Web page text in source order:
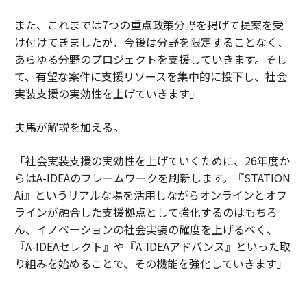
また、これまでは7つの重点政策分野を掲げて提案を受
け付けてきましたが、今後は分野を限定することなく、
あらゆる分野のプロジェクトを支援していきます。そし
て、有望な案件に支援リソースを集中的に投下し、社会
実装支援の実効性を上げていきます」
夫馬が解説を加える。
「社会実装支援の実効性を上げていくために、26年度か
らはA-IDEAのフレームワークを刷新します。『STATION
Ai』というリアルな場を活用しながらオンラインとオフ
ラインが融合した支援拠点として強化するのはもちろ
ん、イノベーションの社会実装の確度を上げるべく、
『A-IDEAセレクト』や『A-IDEAアドバンス』といった取
り組みを始めることで、その機能を強化していきます」